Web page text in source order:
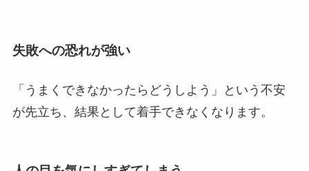
失敗への恐れが強い
「うまくできなかったらどうしよう」という不安
が先立ち、結果として着手できなくなります。